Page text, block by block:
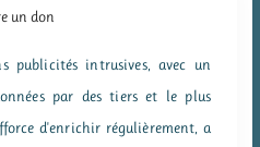
un don
publicités intrusives, avec un
par des tiers et le plus
d'enrichir régulièrement, a